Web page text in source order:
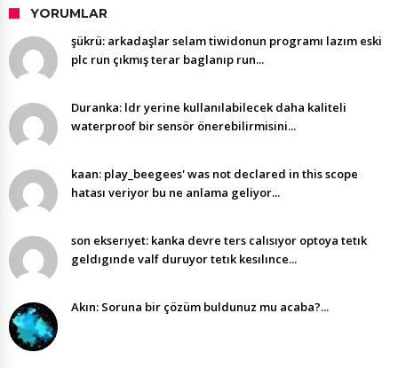
YORUMLAR
şükrü: arkadaşlar selam tiwidonun programı lazım eski
plc run çıkmış terar baglanıp run...
Duranka: ldr yerine kullanılabilecek daha kaliteli
waterproof bir sensör önerebilirmisini...
kaan: play_beegees' was not declared in this scope
hatası veriyor bu ne anlama geliyor...
son ekserıyet: kanka devre ters calısıyor optoya tetık
geldıgınde valf duruyor tetık kesılınce...
Akın: Soruna bir çözüm buldunuz mu acaba?...